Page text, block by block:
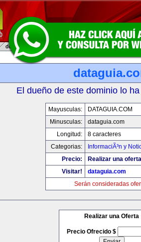
El dueño de este dominio lo
Mayusculas:
DATAGUIA.COM
Minusculas:
dataguia.com
Longitud:
8 caracteres
Categorias:
InformaciÃ³n y
Precio:
Realizar una
Visitar!
dataguia.com
Serán consideradas
Realizar una Oferta
Precio Ofrecido $